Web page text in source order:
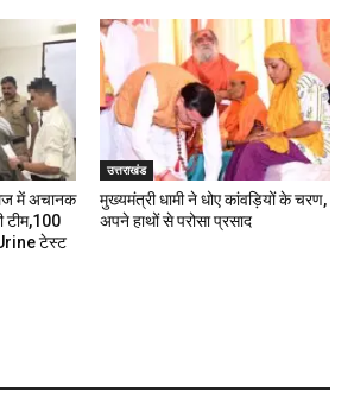
में अचानक
टीम,100
टेस्ट
उत्तराखंड
मुख्यमंत्री धामी ने धोए कांवड़ियों के चरण,
अपने हाथों से परोसा प्रसाद